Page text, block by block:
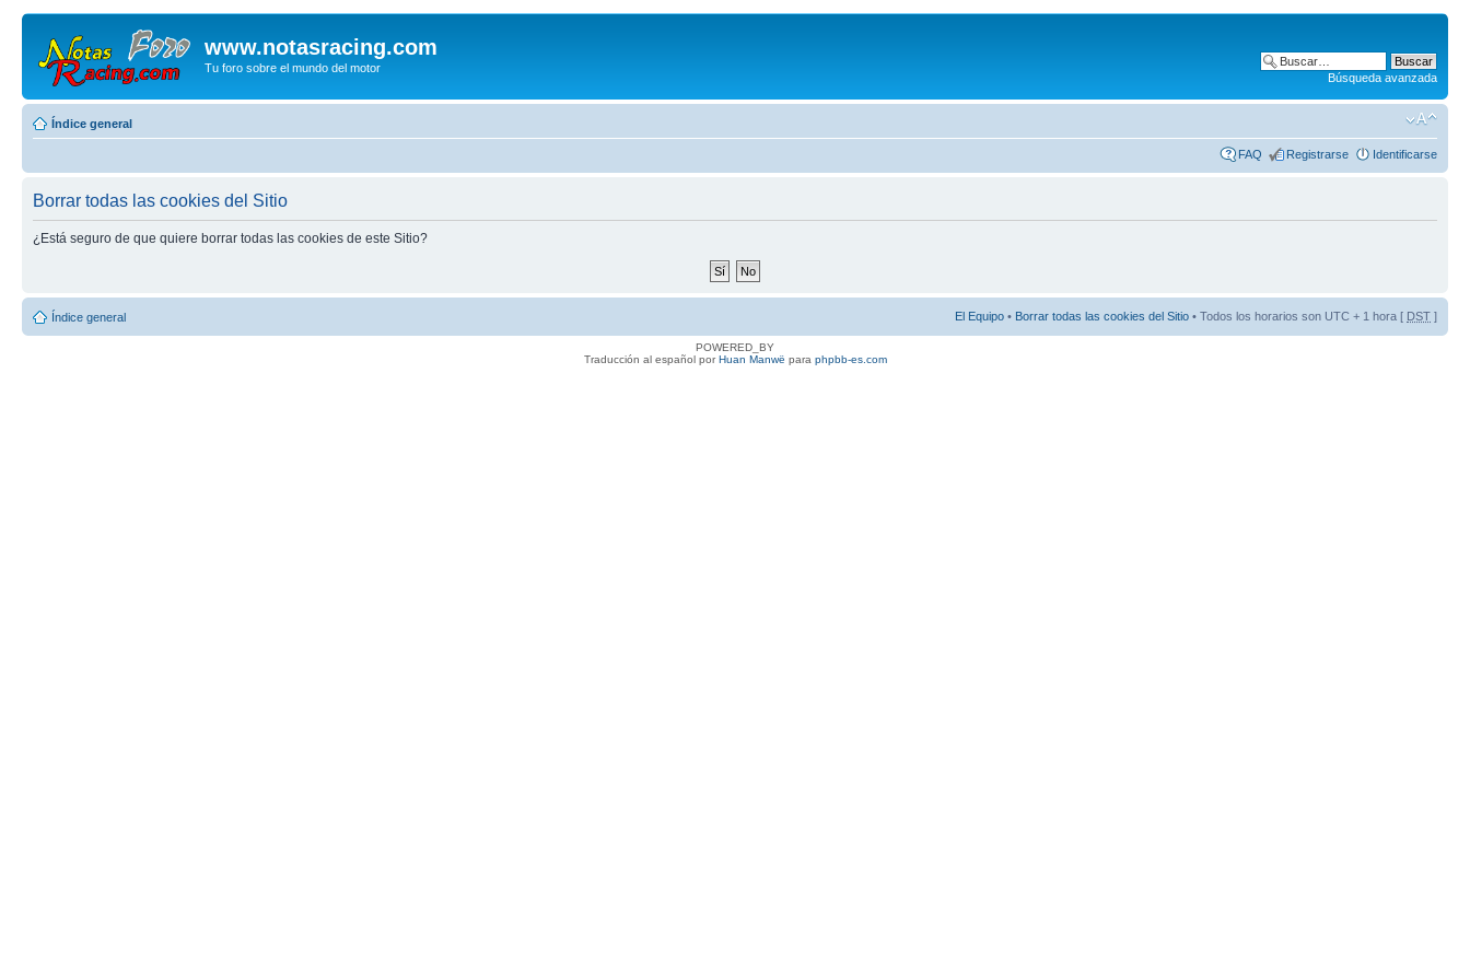
www.notasracing.com
Tu foro sobre el mundo del motor
Búsqueda avanzada
Índice general
FAQ Registrarse Identificarse
Borrar todas las cookies del Sitio
¿Está seguro de que quiere borrar todas las cookies de este Sitio?
Índice general El Equipo • Borrar todas las cookies del Sitio • Todos los horarios son UTC + 1 hora [ DST ]
POWERED_BY
Traducción al español porHuan Manwë para phpbb-es.com